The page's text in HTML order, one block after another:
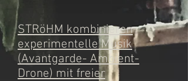
STRöHM kombinieren
experimentelle Musik
(Avantgarde- Ambient-
Drone) mit freier